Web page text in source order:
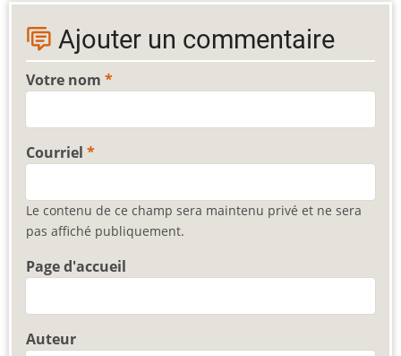
Ajouter un commentaire
Votre nom
Courriel
Le contenu de ce champ sera maintenu privé et ne sera
pas affiché publiquement.
Page d'accueil
Auteur